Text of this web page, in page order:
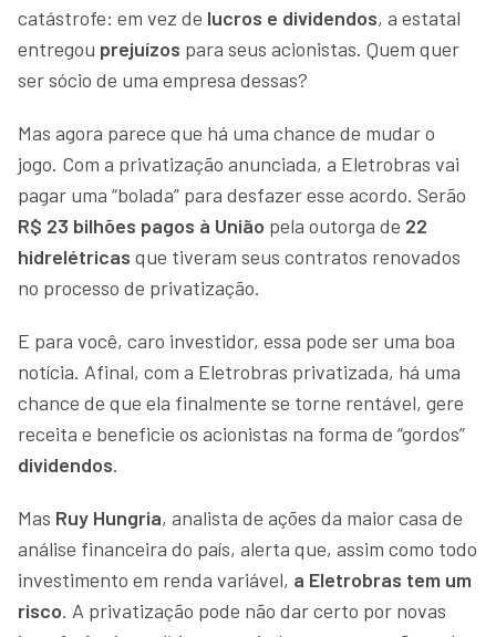
catástrofe: em vez de lucros e dividendos, a estatal
entregou prejuízos para seus acionistas. Quem quer
ser sócio de uma empresa dessas?
Mas agora parece que há uma chance de mudar o
jogo. Com a privatização anunciada, a Eletrobras vai
pagar uma “bolada” para desfazer esse acordo. Serão
R$ 23 bilhões pagos à União pela outorga de 22
hidrelétricas que tiveram seus contratos renovados
no processo de privatização.
E para você, caro investidor, essa pode ser uma boa
notícia. Afinal, com a Eletrobras privatizada, há uma
chance de que ela finalmente se torne rentável, gere
receita e beneficie os acionistas na forma de “gordos”
dividendos.
Mas Ruy Hungria, analista de ações da maior casa de
análise financeira do país, alerta que, assim como todo
investimento em renda variável, a Eletrobras tem um
risco. A privatização pode não dar certo por novas